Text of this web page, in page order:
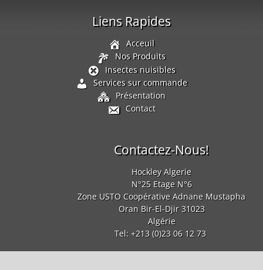
Liens Rapides
Acceuil
Nos Produits
Insectes nuisibles
Services sur commande
Présentation
Contact
Contactez-Nous!
Hockley Algerie
N°25 Etage N°6
Zone USTO Coopérative Adnane Mustapha
Oran Bir-El-Djir 31023
Algérie
Tel: +213 (0)23 06 12 73